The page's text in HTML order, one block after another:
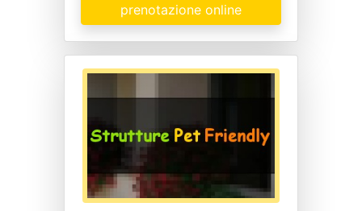
prenotazione online